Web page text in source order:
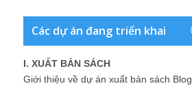
Các dự án đang triển khai
I. XUẤT BẢN SÁCH
Giới thiệu về dự án xuất bản sách Blog